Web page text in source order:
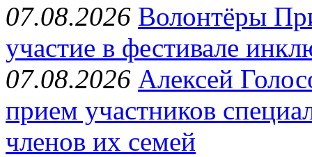
07.08.2026 Волонтёры
участие в фестивале
07.08.2026 Алексей
прием участников
членов их семей